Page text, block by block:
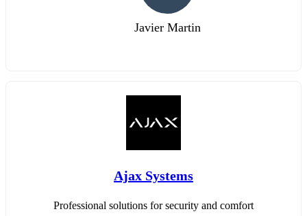
Javier Martin
Ajax Systems
Professional solutions for security and comfort